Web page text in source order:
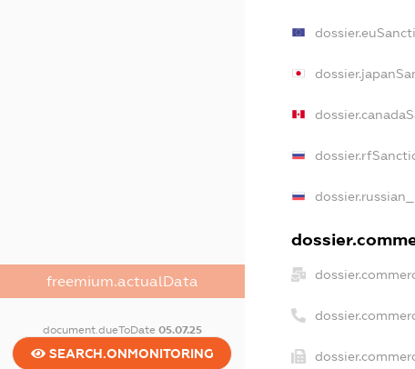
freemium.actualData
document.dueToDate 05.07.25
SEARCH.ONMONITORING